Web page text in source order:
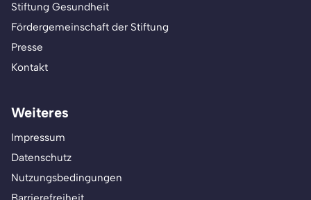
Stiftung Gesundheit
Fördergemeinschaft der Stiftung
Presse
Kontakt
Weiteres
Impressum
Datenschutz
Nutzungsbedingungen